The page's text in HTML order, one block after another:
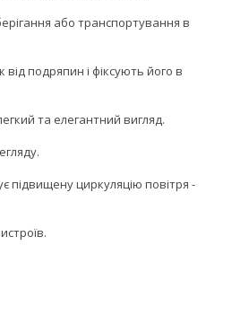
або транспортування в
подряпин і фіксують його в
та елегантний вигляд.
підвищену циркуляцію повітря -